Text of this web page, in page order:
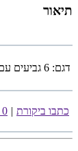
תיאור
דגם: 6 גביעים עם מכסים 600 מ"ל
כתבו ביקורת | 0 ביקורות